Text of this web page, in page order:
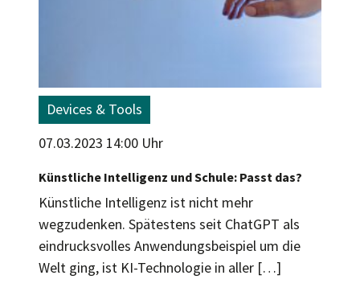
Devices & Tools
07.03.2023 14:00 Uhr
Künstliche Intelligenz und Schule: Passt das?
Künstliche Intelligenz ist nicht mehr
wegzudenken. Spätestens seit ChatGPT als
eindrucksvolles Anwendungsbeispiel um die
Welt ging, ist KI-Technologie in aller […]